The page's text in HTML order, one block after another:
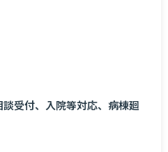
談受付、入院等対応、病棟廻